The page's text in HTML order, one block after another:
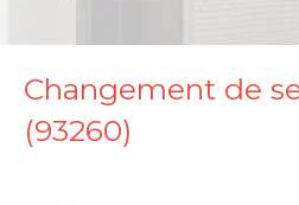
Changement de
(93260)